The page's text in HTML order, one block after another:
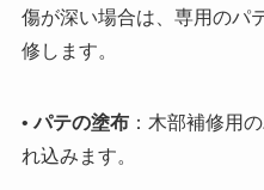
傷が深い場合は、専用のパ
修します。
•パテの塗布：木部補修用
れ込みます。